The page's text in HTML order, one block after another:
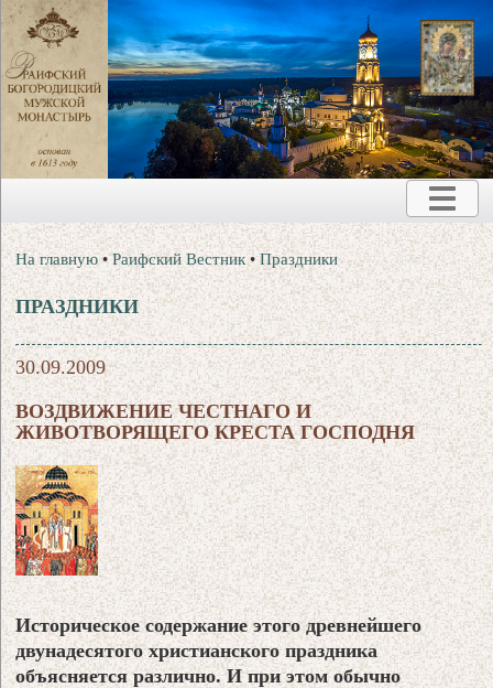
На главную •Раифский Вестник •Праздники
ПРАЗДНИКИ
30.09.2009
ВОЗДВИЖЕНИЕ ЧЕСТНАГО И
ЖИВОТВОРЯЩЕГО КРЕСТА ГОСПОДНЯ
Историческое содержание этого древнейшего
двунадесятого христианского праздника
объясняется различно. И при этом обычно